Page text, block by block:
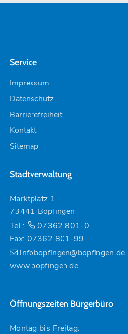
Service
Impressum
Datenschutz
Barrierefreiheit
Kontakt
Sitemap
Stadtverwaltung
Marktplatz 1
73441 Bopfingen
Tel.:
07362 801-0
Fax: 07362 801-99
infobopfingen@bopfingen.de
www.bopfingen.de
Öffnungszeiten Bürgerbüro
Montag bis Freitag: